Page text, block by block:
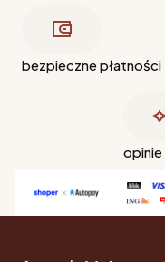
bezpieczne płatności